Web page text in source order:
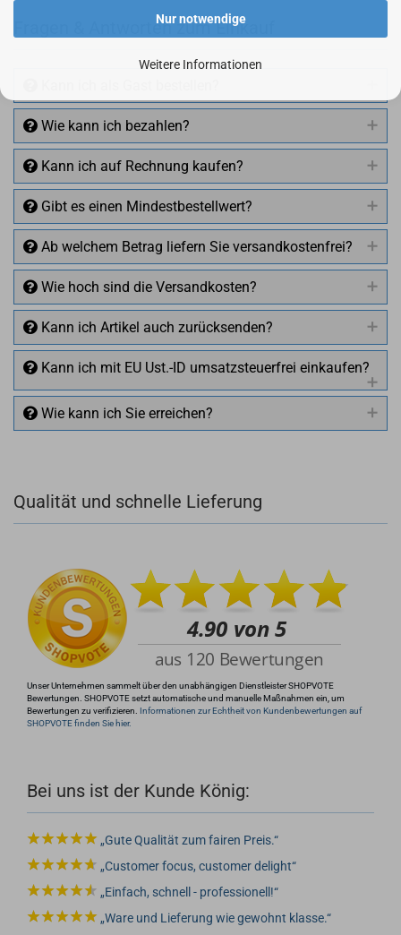
Nur notwendige
Weitere Informationen
Fragen & Antworten zum Einkauf
Wie kann ich bezahlen?
Kann ich auf Rechnung kaufen?
Gibt es einen Mindestbestellwert?
Ab welchem Betrag liefern Sie versandkostenfrei?
Wie hoch sind die Versandkosten?
Kann ich Artikel auch zurücksenden?
Kann ich mit EU Ust.-ID umsatzsteuerfrei einkaufen?
Wie kann ich Sie erreichen?
+49 (0)4281 50 79 78 2
info@rocketronics.de
Qualität und schnelle Lieferung
Unser Unternehmen sammelt über den unabhängigen Dienstleister SHOPVOTE
Bewertungen. SHOPVOTE setzt automatische und manuelle Maßnahmen ein, um
Bewertungen zu verifizieren. Informationen zur Echtheit von Kundenbewertungen auf
SHOPVOTE finden Sie hier.
Bei uns ist der Kunde König:
Gute Qualität zum fairen Preis.
Customer focus, customer delight
Einfach, schnell - professionell!
Ware und Lieferung wie gewohnt klasse.